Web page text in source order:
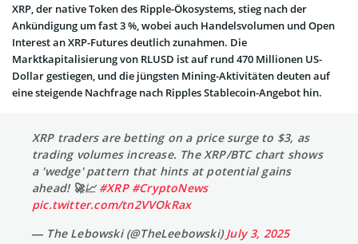
XRP, der native Token des Ripple-Ökosystems, stieg nach der
Ankündigung um fast 3 %, wobei auch Handelsvolumen und Open
Interest an XRP-Futures deutlich zunahmen. Die
Marktkapitalisierung von RLUSD ist auf rund 470 Millionen US-
Dollar gestiegen, und die jüngsten Mining-Aktivitäten deuten auf
eine steigende Nachfrage nach Ripples Stablecoin-Angebot hin.
XRP traders are betting on a price surge to $3, as
trading volumes increase. The XRP/BTC chart shows
a 'wedge' pattern that hints at potential gains
ahead! 🚀📈#XRP #CryptoNews
pic.twitter.com/tn2VVOkRax
— The Lebowski (@TheLeebowski)July 3, 2025